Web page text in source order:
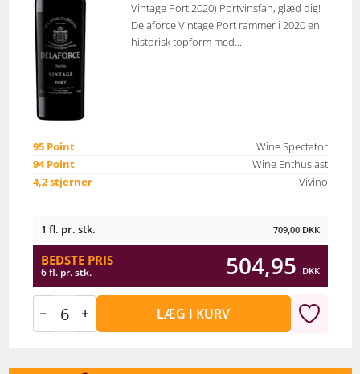
Vintage Port 2020) Portvinsfan, glæd dig!
Delaforce Vintage Port rammer i 2020 en
historisk topform med...
95 Point
Wine Spectator
94 Point
Wine Enthusiast
4,2 stjerner
Vivino
1 fl. pr. stk. 709,00 DKK
BEDSTE PRIS
6 fl. pr. stk. 504,95 DKK
LÆG I KURV